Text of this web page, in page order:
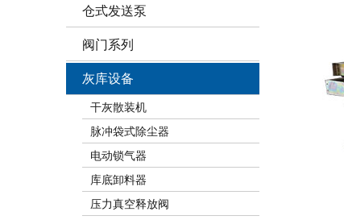
仓式发送泵
阀门系列
灰库设备
干灰散装机
脉冲袋式除尘器
电动锁气器
库底卸料器
压力真空释放阀